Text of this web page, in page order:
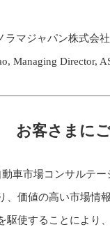
ラマジャパン株式
Managing Director,
お客さまに
車市場コンサルテ
、価値の高い市場
駆使することによ